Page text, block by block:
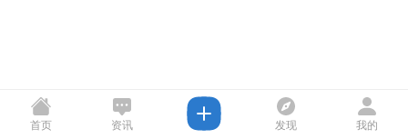
首页 资讯 发现 我的